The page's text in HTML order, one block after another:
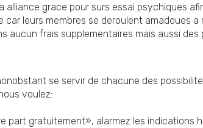
grace pour surs essai psychiques
car leurs membres se deroulent amadoues
aucun frais supplementaires mais aussi
se servir de chacune des
voulez:
part gratuitement», alarmez les indications